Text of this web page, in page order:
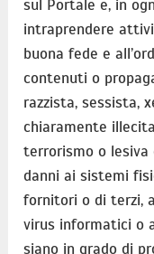
sul Portale e, in
intraprendere
buona fede e
contenuti o
razzista, sessista,
chiaramente
terrorismo o
danni ai sistemi
fornitori o di terzi,
virus informatici o
siano in grado di